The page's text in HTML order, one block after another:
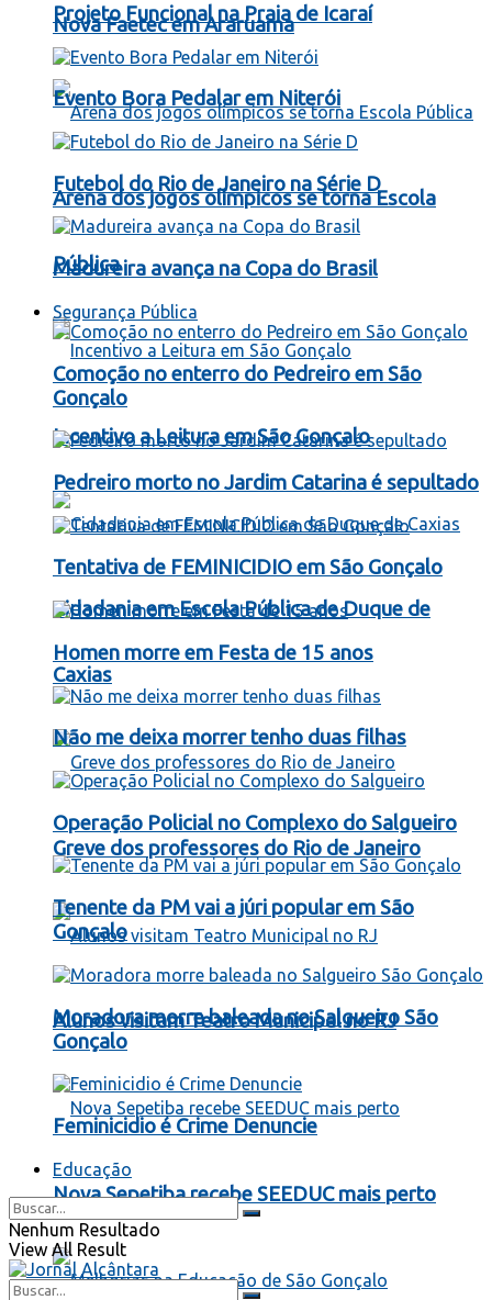
Nova Faetec em Araruama
Arena dos jogos olímpicos se torna Escola
Pública
Incentivo a Leitura em São Gonçalo
Cidadania em Escola Pública de Duque de
Caxias
Greve dos professores do Rio de Janeiro
Alunos visitam Teatro Municipal no RJ
Nova Sepetiba recebe SEEDUC mais perto
Projeto Funcional na Praia de Icaraí
Evento Bora Pedalar em Niterói
Futebol do Rio de Janeiro na Série D
Madureira avança na Copa do Brasil
Segurança Pública
Comoção no enterro do Pedreiro em São
Gonçalo
Pedreiro morto no Jardim Catarina é sepultado
Tentativa de FEMINICIDIO em São Gonçalo
Homen morre em Festa de 15 anos
Não me deixa morrer tenho duas filhas
Operação Policial no Complexo do Salgueiro
Tenente da PM vai a júri popular em São
Gonçalo
Moradora morre baleada no Salgueiro São
Gonçalo
Feminicidio é Crime Denuncie
Educação
Nenhum Resultado
View All Result